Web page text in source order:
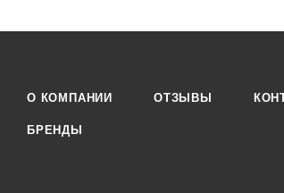
О КОМПАНИИ ОТЗЫВЫ
БРЕНДЫ